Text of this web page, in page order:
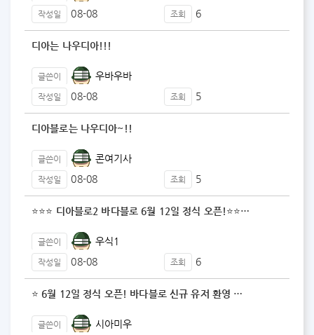
작성일 08-08 조회 6
디아는 나우디아!!!
글쓴이 우바우바
작성일 08-08 조회 5
디아블로는 나우디아~!!
글쓴이 콘여기사
작성일 08-08 조회 5
⭐⭐⭐ 디아블로2 바다블로 6월 12일 정식 오픈!⭐⭐…
글쓴이 우식1
작성일 08-08 조회 6
⭐ 6월 12일 정식 오픈! 바다블로 신규 유저 환영 …
글쓴이 시아미우